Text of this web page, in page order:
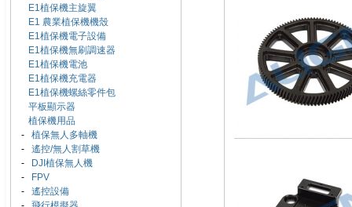
E1植保機主旋翼
E1 農業植保機機殼
E1植保機電子設備
E1植保機無刷調速器
E1植保機電池
E1植保機充電器
E1植保機螺絲零件包
平板顯示器
植保機用品
- 植保無人多軸機
- 遙控/無人割草機
-
DJI植保無人機
-
FPV
- 遙控設備